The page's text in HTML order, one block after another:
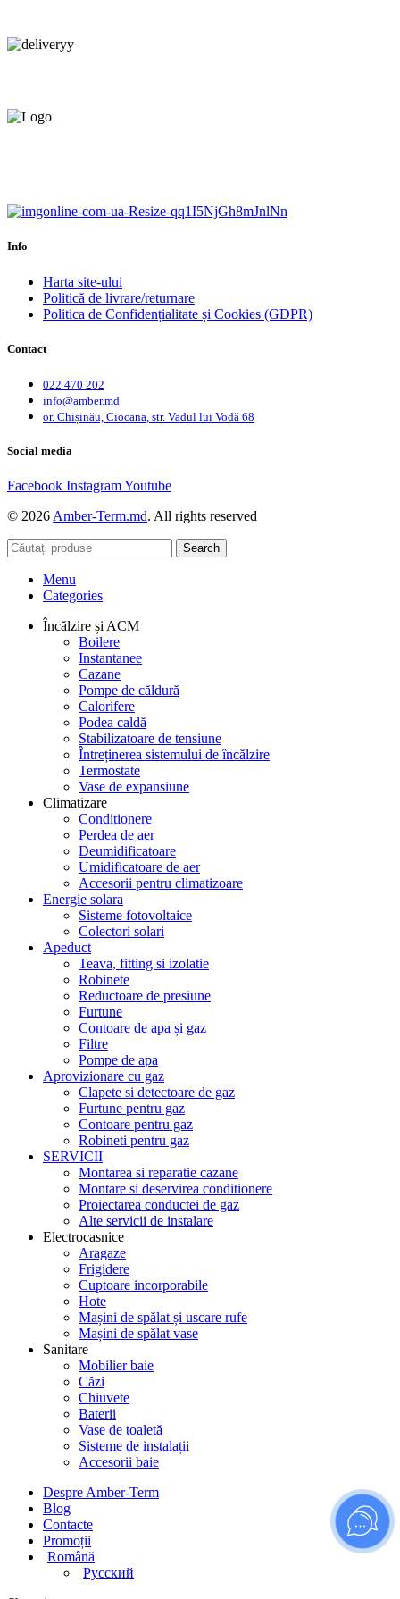
Info
Harta site-ului
Politică de livrare/returnare
Politica de Confidențialitate și Cookies (GDPR)
Contact
022 470 202
info@amber.md
or. Chișinău, Ciocana, str. Vadul lui Vodă 68
Social media
Facebook InstagramYoutube
© 2026 Amber-Term.md. All rights reserved
Search
Menu
Categories
Încălzire și ACM
Boilere
Instantanee
Cazane
Pompe de căldură
Calorifere
Podea caldă
Stabilizatoare de tensiune
Întreținerea sistemului de încălzire
Termostate
Vase de expansiune
Climatizare
Conditionere
Perdea de aer
Deumidificatoare
Umidificatoare de aer
Accesorii pentru climatizoare
Energie solara
Sisteme fotovoltaice
Colectori solari
Apeduct
Teava, fitting si izolatie
Robinete
Reductoare de presiune
Furtune
Contoare de apa și gaz
Filtre
Pompe de apa
Aprovizionare cu gaz
Clapete si detectoare de gaz
Furtune pentru gaz
Contoare pentru gaz
Robineti pentru gaz
SERVICII
Montarea si reparatie cazane
Montare si deservirea conditionere
Proiectarea conductei de gaz
Alte servicii de instalare
Electrocasnice
Aragaze
Frigidere
Cuptoare incorporabile
Hote
Mașini de spălat și uscare rufe
Mașini de spălat vase
Sanitare
Mobilier baie
Căzi
Chiuvete
Baterii
Vase de toaletă
Sisteme de instalații
Accesorii baie
Despre Amber-Term
Blog
Contacte
Promoții
Română
Русский